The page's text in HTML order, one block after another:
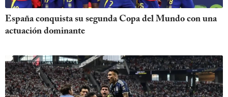
España conquista su segunda Copa del Mundo con una
actuación dominante